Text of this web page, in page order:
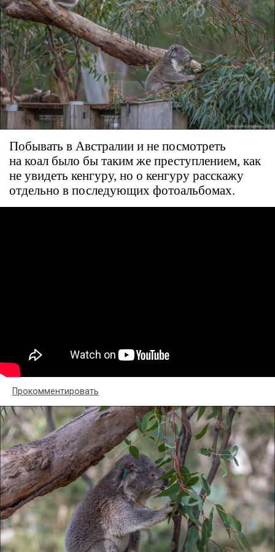
Побывать в Австралии и не посмотреть
на коал было бы таким же преступлением, как
не увидеть кенгуру, но о кенгуру расскажу
отдельно в последующих фотоальбомах.
Прокомментировать